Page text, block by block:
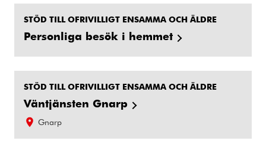
STÖD TILL OFRIVILLIGT ENSAMMA OCH ÄLDRE
Personliga besök i hemmet
STÖD TILL OFRIVILLIGT ENSAMMA OCH ÄLDRE
Väntjänsten Gnarp
Gnarp